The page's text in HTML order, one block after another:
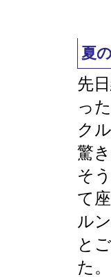
夏
先
っ
ク
驚
そ
て
ル
と
た。